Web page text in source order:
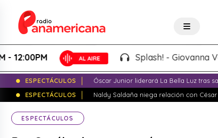
Splash! - Giovanna
ESPECTÁCULOS
Óscar Junior liderará La Bella Luz tras
ESPECTÁCULOS
Naldy Saldaña niega relación con
ESPECTÁCULOS